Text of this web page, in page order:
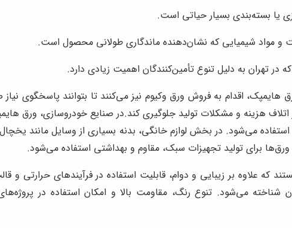
یا بسته‌بندی بسیار حیاتی است.
و مواد شیمیایی که نشان‌دهنده ماندگاری طولانی محصول است.
که در تهران به دلیل تنوع تأمین‌کنندگان اهمیت زیادی دارد.
هایمپک، اقدام به فروش ورق وکیوم نیز می‌کنند تا بتوانند پاسخگوی
اتلاف هزینه و مشکلات تولید جلوگیری کند.در صنایع خودروسازی، ورق
می‌شود. در بخش لوازم خانگی، بدنه بسیاری از وسایل مانند
ورق‌ها برای تولید تجهیزات سبک، مقاوم و بهداشتی استفاده می‌شود.
که علاوه بر زیبایی و دوام، قابلیت استفاده در فرآیندهای حرارتی و
شناخته می‌شود. تنوع رنگ، مقاومت بالا و امکان استفاده در